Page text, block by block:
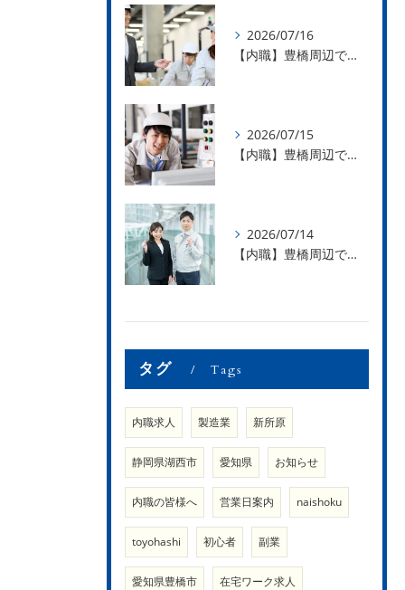
2026/07/16
【内職】豊橋周辺で内職のお仕事を探している方募集中！【お仕事の内容】
2026/07/15
【内職】豊橋周辺で内職のお仕事を探している方募集中！【急な学級閉鎖も安心】
2026/07/14
【内職】豊橋周辺で内職のお仕事を探している方募集中！【内職さまのお声②】
タグ Tags
内職求人 製造業 新所原
静岡県湖西市 愛知県 お知らせ
内職の皆様へ 営業日案内 naishoku
toyohashi 初心者 副業
愛知県豊橋市 在宅ワーク求人